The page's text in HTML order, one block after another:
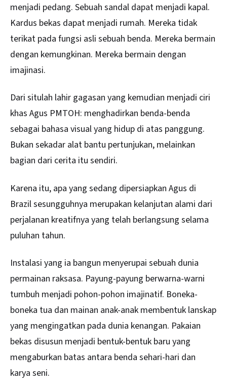
menjadi pedang. Sebuah sandal dapat menjadi kapal.
Kardus bekas dapat menjadi rumah. Mereka tidak
terikat pada fungsi asli sebuah benda. Mereka bermain
dengan kemungkinan. Mereka bermain dengan
imajinasi.
Dari situlah lahir gagasan yang kemudian menjadi ciri
khas Agus PMTOH: menghadirkan benda-benda
sebagai bahasa visual yang hidup di atas panggung.
Bukan sekadar alat bantu pertunjukan, melainkan
bagian dari cerita itu sendiri.
Karena itu, apa yang sedang dipersiapkan Agus di
Brazil sesungguhnya merupakan kelanjutan alami dari
perjalanan kreatifnya yang telah berlangsung selama
puluhan tahun.
Instalasi yang ia bangun menyerupai sebuah dunia
permainan raksasa. Payung-payung berwarna-warni
tumbuh menjadi pohon-pohon imajinatif. Boneka-
boneka tua dan mainan anak-anak membentuk lanskap
yang mengingatkan pada dunia kenangan. Pakaian
bekas disusun menjadi bentuk-bentuk baru yang
mengaburkan batas antara benda sehari-hari dan
karya seni.